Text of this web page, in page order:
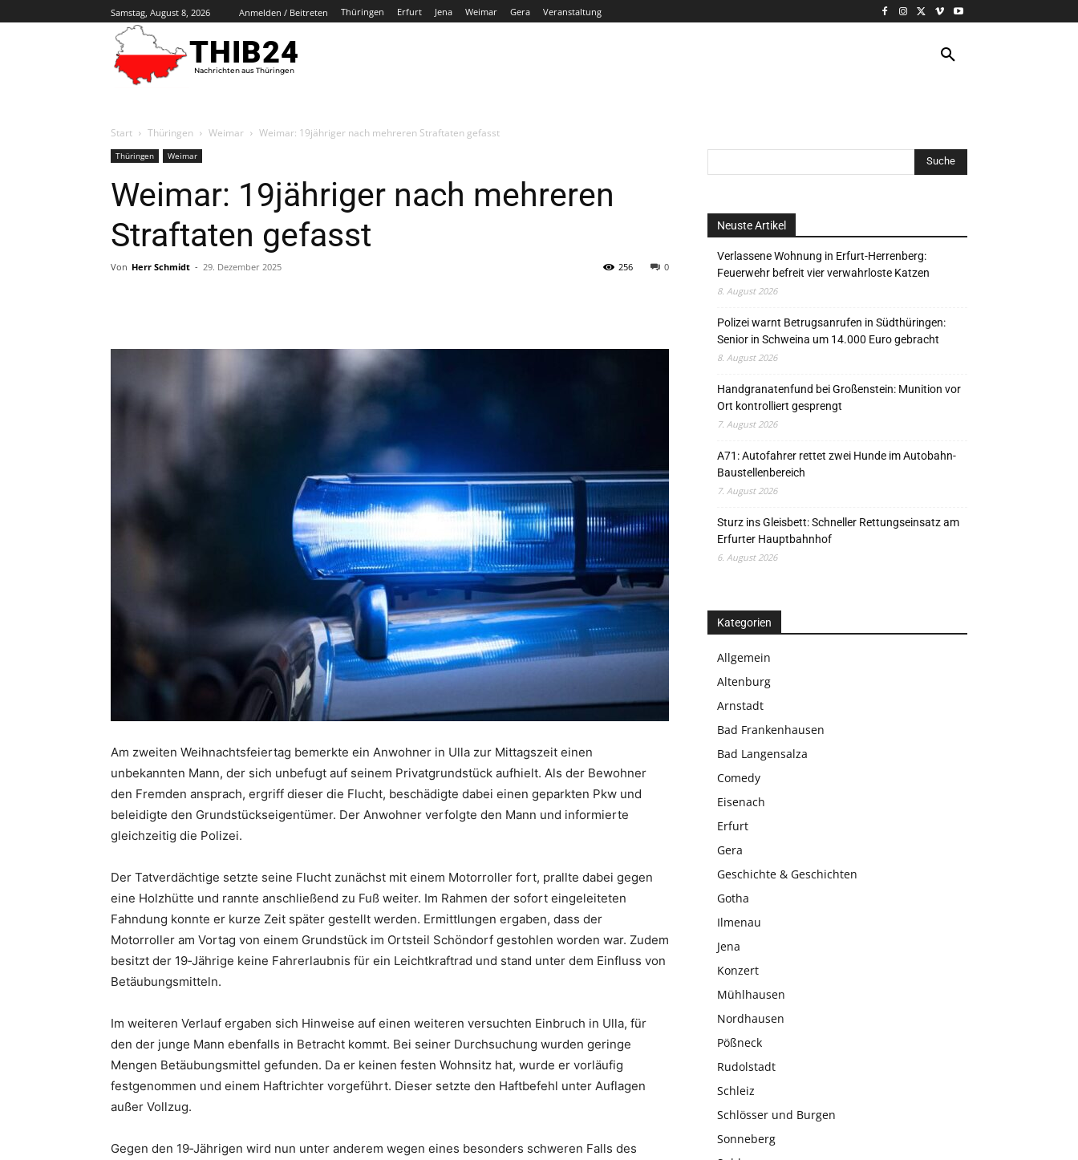
Samstag, August 8, 2026 Anmelden / Beitreten Thüringen Erfurt Jena Weimar Gera Veranstaltung
THIB24
Nachrichten aus Thüringen
Start Thüringen Weimar Weimar: 19jähriger nach mehreren Straftaten gefasst
Thüringen Weimar
Weimar: 19jähriger nach mehreren
Straftaten gefasst
Von Herr Schmidt - 29. Dezember 2025 0
256
Am zweiten Weihnachtsfeiertag bemerkte ein Anwohner in Ulla zur Mittagszeit einen
unbekannten Mann, der sich unbefugt auf seinem Privatgrundstück aufhielt. Als der Bewohner
den Fremden ansprach, ergriff dieser die Flucht, beschädigte dabei einen geparkten Pkw und
beleidigte den Grundstückseigentümer. Der Anwohner verfolgte den Mann und informierte
gleichzeitig die Polizei.
Der Tatverdächtige setzte seine Flucht zunächst mit einem Motorroller fort, prallte dabei gegen
eine Holzhütte und rannte anschließend zu Fuß weiter. Im Rahmen der sofort eingeleiteten
Fahndung konnte er kurze Zeit später gestellt werden. Ermittlungen ergaben, dass der
Motorroller am Vortag von einem Grundstück im Ortsteil Schöndorf gestohlen worden war. Zudem
besitzt der 19‑Jährige keine Fahrerlaubnis für ein Leichtkraftrad und stand unter dem Einfluss von
Betäubungsmitteln.
Im weiteren Verlauf ergaben sich Hinweise auf einen weiteren versuchten Einbruch in Ulla, für
den der junge Mann ebenfalls in Betracht kommt. Bei seiner Durchsuchung wurden geringe
Mengen Betäubungsmittel gefunden. Da er keinen festen Wohnsitz hat, wurde er vorläufig
festgenommen und einem Haftrichter vorgeführt. Dieser setzte den Haftbefehl unter Auflagen
außer Vollzug.
Gegen den 19‑Jährigen wird nun unter anderem wegen eines besonders schweren Falls des
Neuste Artikel
Verlassene Wohnung in Erfurt-Herrenberg:
Feuerwehr befreit vier verwahrloste Katzen
8. August 2026
Polizei warnt Betrugsanrufen in Südthüringen:
Senior in Schweina um 14.000 Euro gebracht
8. August 2026
Handgranatenfund bei Großenstein: Munition vor
Ort kontrolliert gesprengt
7. August 2026
A71: Autofahrer rettet zwei Hunde im Autobahn-
Baustellenbereich
7. August 2026
Sturz ins Gleisbett: Schneller Rettungseinsatz am
Erfurter Hauptbahnhof
6. August 2026
Kategorien
Allgemein
Altenburg
Arnstadt
Bad Frankenhausen
Bad Langensalza
Comedy
Eisenach
Erfurt
Gera
Geschichte & Geschichten
Gotha
Ilmenau
Jena
Konzert
Mühlhausen
Nordhausen
Pößneck
Rudolstadt
Schleiz
Schlösser und Burgen
Sonneberg